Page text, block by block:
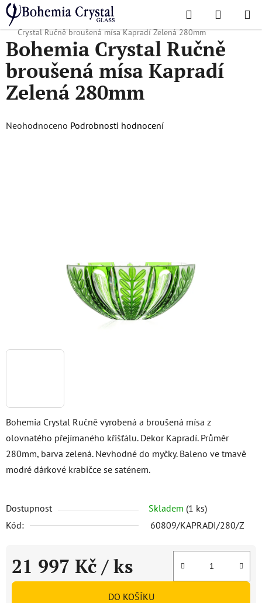
Přejít
na
obsah
Hledat
KOŠÍK
Domů
/ Oblíbené kolekce / Vánoční nabídka Dárky pro ni
Bohemia
Crystal Ručně broušená mísa Kapradí Zelená 280mm
Bohemia Crystal Ručně vyrobená a broušená mísa z
olovnatého přejímaného křišťálu. Dekor Kapradí. Průměr
280mm, barva zelená. Nevhodné do myčky. Baleno ve tmavě
modré dárkové krabičce se saténem.
Dostupnost Skladem (1 ks)
Kód:
60809/KAPRADI/280/Z
21 997 Kč / ks
Měrná cena:
DO KOŠÍKU
Bohemia Crystal Ručně
broušená mísa Kapradí
Zelená 280mm
Průměrné
Neohodnoceno Podrobnosti hodnocení